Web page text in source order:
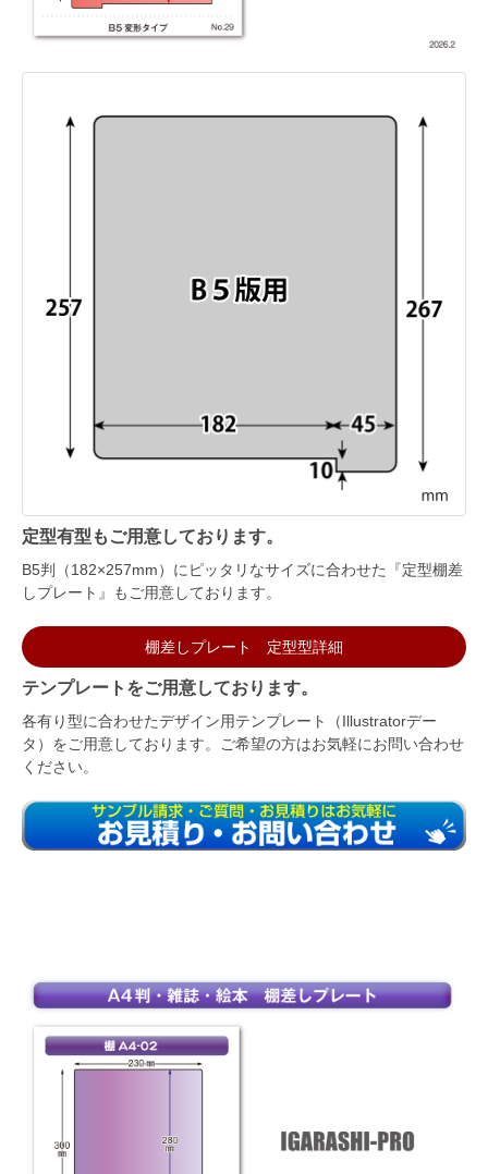
定型有型もご用意しております。
B5判（182×257mm）にピッタリなサイズに合わせた『定型棚差
しプレート』もご用意しております。
棚差しプレート 定型型詳細
テンプレートをご用意しております。
各有り型に合わせたデザイン用テンプレート（Illustratorデー
タ）をご用意しております。ご希望の方はお気軽にお問い合わせ
ください。